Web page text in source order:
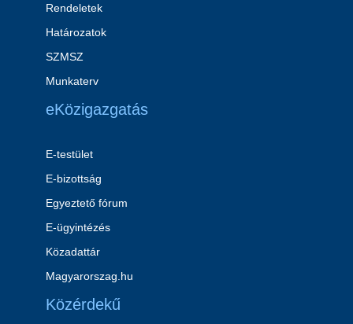
Rendeletek
Határozatok
SZMSZ
Munkaterv
eKözigazgatás
E-testület
E-bizottság
Egyeztető fórum
E-ügyintézés
Közadattár
Magyarorszag.hu
Közérdekű